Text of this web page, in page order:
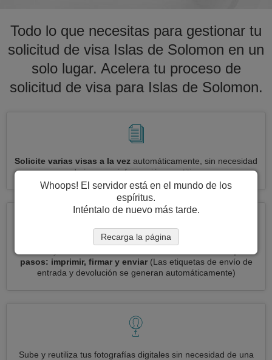
Todo lo que necesitas para gestionar tu
solicitud de visa Islas de Solomon en un
solo lugar. Acelera tu proceso de
solicitud de visa para Islas de Solomon.
Solicite varias visas a la vez automáticamente, sin necesidad
de ingresar información repetitiva
pasos: imprimir, firmar y enviar (Las etiquetas de envío de
entrada y devolución se generan automáticamente)
Sube y reutiliza tus fotografías digitales sin necesidad de una
Whoops! El servidor está en el mundo de los
espíritus.
Inténtalo de nuevo más tarde.
Recarga la página